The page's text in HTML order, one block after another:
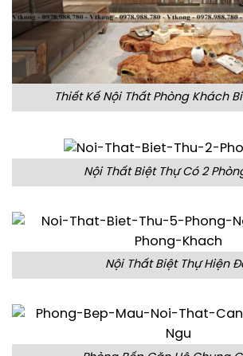
Thiết Kế Nội Thất Phòng Khách
Nội Thất Biệt Thự Có 2
Nội Thất Biệt Thự Hiện